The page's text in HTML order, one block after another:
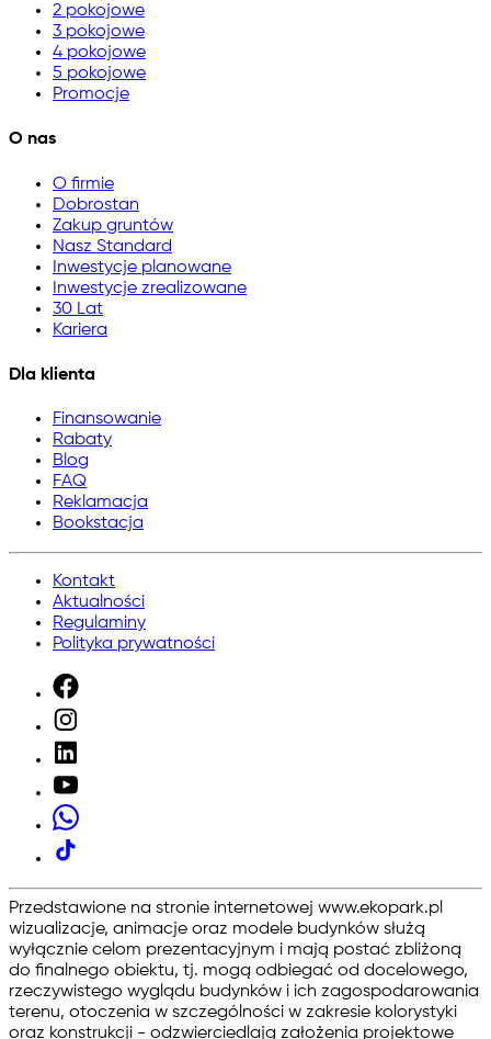
2 pokojowe
3 pokojowe
4 pokojowe
5 pokojowe
Promocje
O nas
O firmie
Dobrostan
Zakup gruntów
Nasz Standard
Inwestycje planowane
Inwestycje zrealizowane
30 Lat
Kariera
Dla klienta
Finansowanie
Rabaty
Blog
FAQ
Reklamacja
Bookstacja
Kontakt
Aktualności
Regulaminy
Polityka prywatności
Przedstawione na stronie internetowej www.ekopark.pl
wizualizacje, animacje oraz modele budynków służą
wyłącznie celom prezentacyjnym i mają postać zbliżoną
do finalnego obiektu, tj. mogą odbiegać od docelowego,
rzeczywistego wyglądu budynków i ich zagospodarowania
terenu, otoczenia w szczególności w zakresie kolorystyki
oraz konstrukcji - odzwierciedlają założenia projektowe